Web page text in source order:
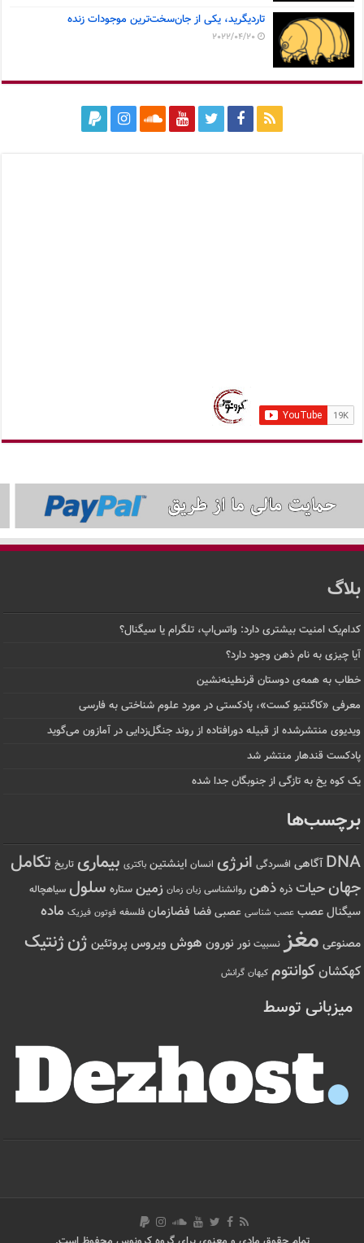
تاردیگرید، یکی از جان‌سخت‌ترین موجودات زنده
2022/04/20
بلاگ
کدام‌یک امنیت بیشتری دارد: واتس‌اپ، تلگرام یا سیگنال؟
آیا چیزی به نام ذهن وجود دارد؟
خطاب به همه‌ی دوستان قرنطینه‌نشین
معرفی «کاگنتیو کست»، پادکستی در مورد علوم شناختی به فارسی
ویدیوی منتشرشده از قبیله دورافتاده‌ از روند جنگل‌زدایی در آمازون می‌گوید
پادکست قندهار منتشر شد
یک کوه یخ به تازگی از جنوبگان جدا شده
برچسب‌ها
DNA آگاهی افسردگی انرژی انسان اینشتین باکتری بیماری تاریخ تکامل
جهانحیات ذره ذهن روانشناسی زبان زمان زمین ستاره سلول سیاهچاله
سیگنال عصب عصب شناسی عصبی فضا فضازمان فلسفه فوتون فیزیک ماده
مصنوعی مغز نسبیت نور نورون هوش ویروس پروتئین ژنژنتیک
کهکشانکوانتوم کیهان گرانش
میزبانی توسط